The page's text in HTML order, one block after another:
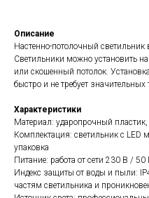
Описание
Настенно-потолочный
Светильники можно установить
или скошенный потолок.
быстро и не требует значительных
Характеристики
Материал: ударопрочный пластик,
Комплектация: светильник с LED
упаковка
Питание: работа от сети 230 В / 50
Индекс защиты от воды и пыли:
частям светильника и
Сферы применения